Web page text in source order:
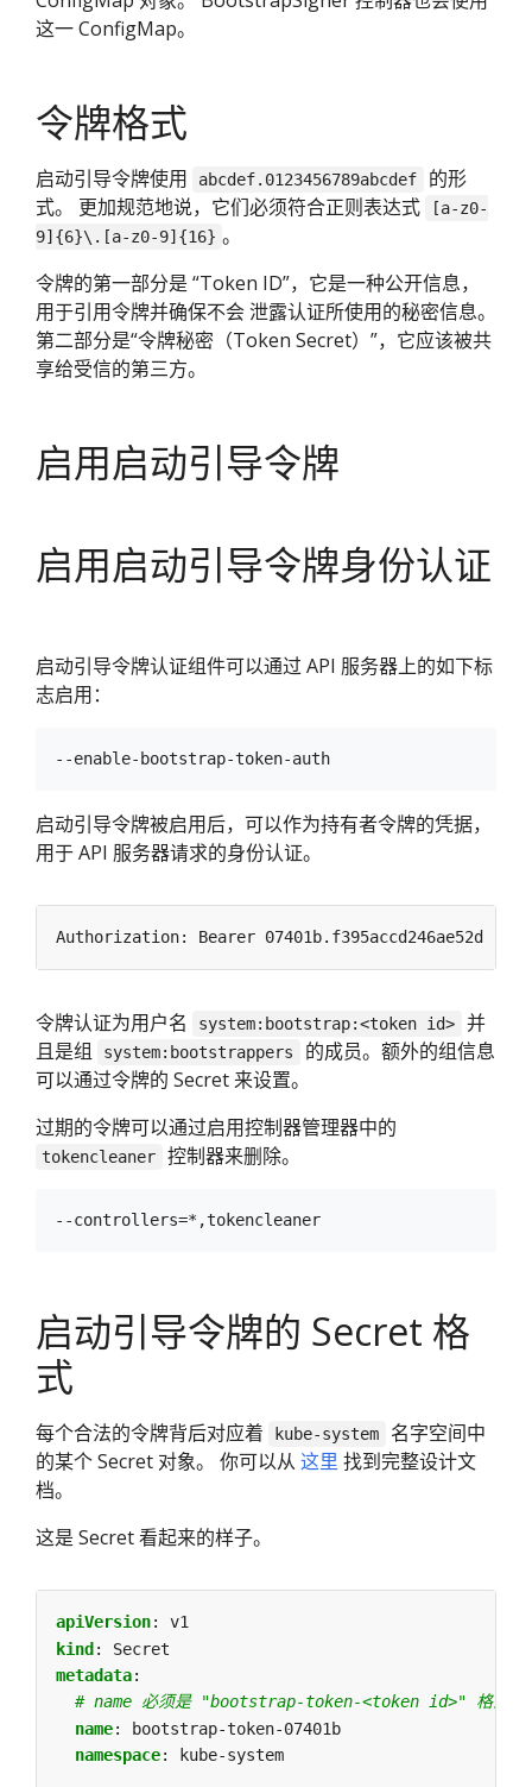
这一 ConfigMap。
令牌格式
启动引导令牌使用 abcdef.0123456789abcdef
的形
式。 更加规范地说，它们必须符合正则表达式
[a-z0-
9]{6}\.[a-z0-9]{16} 。
令牌的第一部分是 “Token ID”，它是一种公开信息，
用于引用令牌并确保不会 泄露认证所使用的秘密信息。
第二部分是“令牌秘密（Token Secret）”，它应该被共
享给受信的第三方。
启用启动引导令牌
启用启动引导令牌身份认证
启动引导令牌认证组件可以通过 API 服务器上的如下标
志启用：
启动引导令牌被启用后，可以作为持有者令牌的凭据，
用于 API 服务器请求的身份认证。
令牌认证为用户名 system:bootstrap:<token id>
并
且是组
system:bootstrappers
的成员。额外的组信息
可以通过令牌的 Secret 来设置。
过期的令牌可以通过启用控制器管理器中的
tokencleaner 控制器来删除。
启动引导令牌的 Secret 格
式
每个合法的令牌背后对应着 kube-system
名字空间中
的某个 Secret 对象。 你可以从 这里 找到完整设计文
档。
这是 Secret 看起来的样子。
apiVersion:
v1
kind:
Secret
metadata:
# name 必须是 "bootstrap-token-<token id>" 格式的
name:
bootstrap-token-07401b
namespace: kube-system